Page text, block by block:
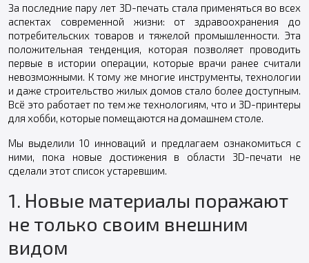
За последние пару лет 3D-печать стала применяться во всех
аспектах современной жизни: от здравоохранения до
потребительских товаров и тяжелой промышленности. Эта
положительная тенденция, которая позволяет проводить
первые в истории операции, которые врачи ранее считали
невозможными. К тому же многие инструменты, технологии
и даже строительство жилых домов стало более доступным.
Всё это работает по тем же технологиям, что и 3D-принтеры
для хобби, которые помещаются на домашнем столе.
Мы выделили 10 инноваций и предлагаем ознакомиться с
ними, пока новые достижения в области 3D-печати не
сделали этот список устаревшим.
1. Новые материалы поражают
не только своим внешним
видом